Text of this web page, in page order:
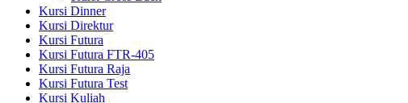
Kursi Dinner
Kursi Direktur
Kursi Futura
Kursi Futura FTR-405
Kursi Futura Raja
Kursi Futura Test
Kursi Kuliah